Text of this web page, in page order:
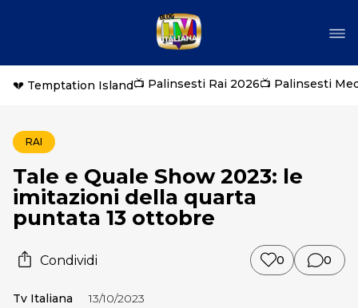
💔 Temptation Island📺 Palinsesti Rai 2026📺 Palinsesti
RAI
Tale e Quale Show 2023: le
imitazioni della quarta
puntata 13 ottobre
Condividi 0 0
Tv Italiana 13/10/2023